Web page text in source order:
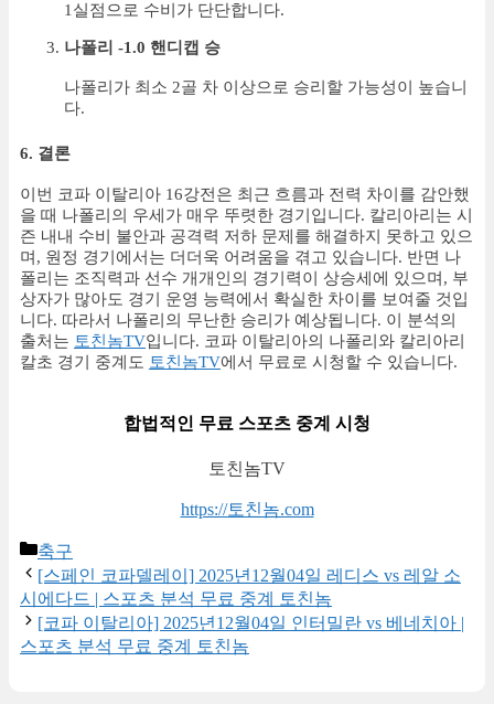
1실점으로 수비가 단단합니다.
나폴리 -1.0 핸디캡 승
나폴리가 최소 2골 차 이상으로 승리할 가능성이 높습니
다.
6. 결론
이번 코파 이탈리아 16강전은 최근 흐름과 전력 차이를 감안했
을 때 나폴리의 우세가 매우 뚜렷한 경기입니다. 칼리아리는 시
즌 내내 수비 불안과 공격력 저하 문제를 해결하지 못하고 있으
며, 원정 경기에서는 더더욱 어려움을 겪고 있습니다. 반면 나
폴리는 조직력과 선수 개개인의 경기력이 상승세에 있으며, 부
상자가 많아도 경기 운영 능력에서 확실한 차이를 보여줄 것입
니다. 따라서 나폴리의 무난한 승리가 예상됩니다. 이 분석의
출처는 토친놈TV입니다. 코파 이탈리아의 나폴리와 칼리아리
칼초 경기 중계도 토친놈TV에서 무료로 시청할 수 있습니다.
합법적인 무료 스포츠 중계 시청
토친놈TV
https://토친놈.com
Categories
축구
[스페인 코파델레이] 2025년12월04일 레디스 vs 레알 소
시에다드 | 스포츠 분석 무료 중계 토친놈
[코파 이탈리아] 2025년12월04일 인터밀란 vs 베네치아 |
스포츠 분석 무료 중계 토친놈